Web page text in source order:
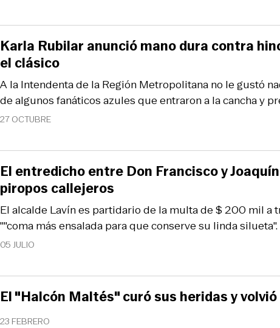
27 OCTUBRE
A la Intendenta de la Región Metropolitana no le gustó
de algunos fanáticos azules que entraron a la cancha y
Karla Rubilar anunció mano dura contra
el clásico
05 JULIO
El alcalde Lavín es partidario de la multa de $ 200 mil a
""coma más ensalada para que conserve su linda
El entredicho entre Don Francisco y
piropos callejeros
23 FEBRERO
El "Halcón Maltés" curó sus heridas y